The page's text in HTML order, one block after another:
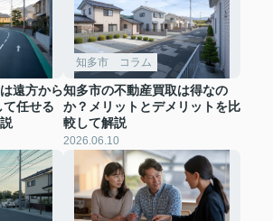
遠方から
任せる
知多市 コラム
知多市の不動産買取は得なの
か？メリットとデメリットを比
較して解説
2026.06.10